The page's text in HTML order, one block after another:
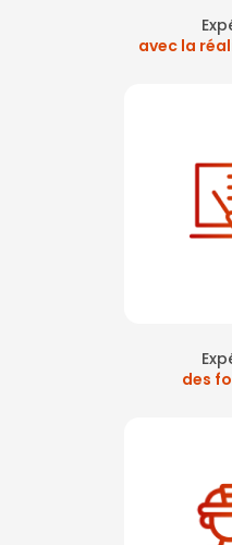
avec la
des